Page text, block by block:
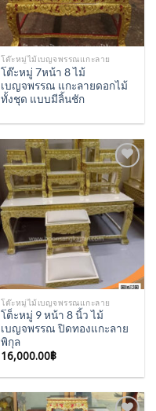
โต๊ะหมู่ไม้เบญจพรรณแกะลาย
โต๊ะหมู่ 7หน้า 8 ไม้
เบญจพรรณ แกะลายดอกไม้
ทั้งชุด แบบมีลิ้นชัก
Add to
Wishlist
โต๊ะหมู่ไม้เบญจพรรณแกะลาย
โต็ะหมู่ 9 หน้า 8 นิ้ว ไม้
เบญจพรรณ ปิดทองแกะลาย
พิกุล
16,000.00฿